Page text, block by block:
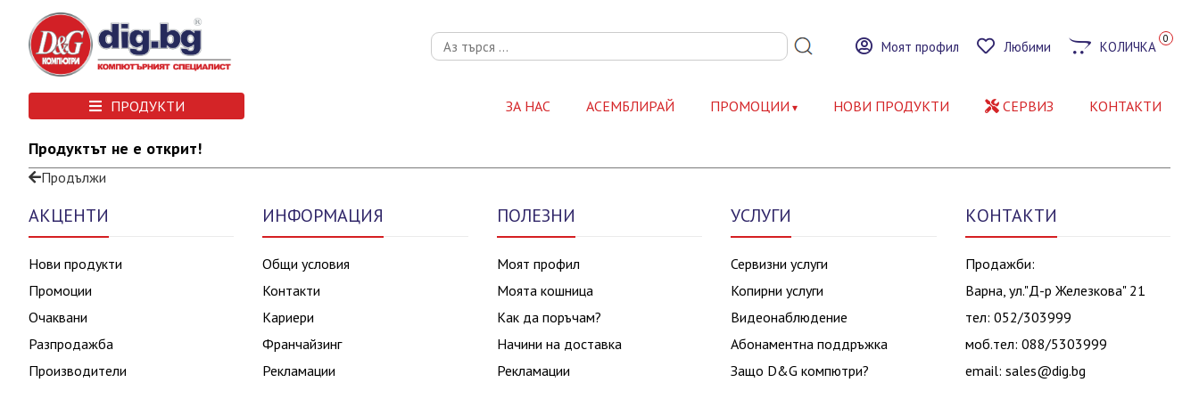
Моят профил Любими КОЛИЧКА 0
ПРОДУКТИ ЗА НАС АСЕМБЛИРАЙ ПРОМОЦИИ НОВИ ПРОДУКТИ СЕРВИЗ КОНТАКТИ
Продуктът не е открит!
Продължи
АКЦЕНТИ
Нови продукти
Промоции
Очаквани
Разпродажба
Производители
ИНФОРМАЦИЯ
Общи условия
Контакти
Кариери
Франчайзинг
Рекламации
ПОЛЕЗНИ
Моят профил
Моята кошница
Как да поръчам?
Начини на доставка
Рекламации
УСЛУГИ
Сервизни услуги
Копирни услуги
Видеонаблюдение
Абонаментна поддръжка
Защо D&G компютри?
КОНТАКТИ
Продажби:
Варна, ул."Д-р Железкова" 21
тел: 052/303999
моб.тел: 088/5303999
email: sales@dig.bg